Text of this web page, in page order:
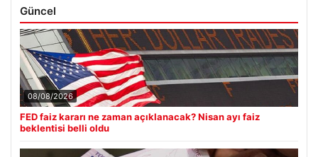
Güncel
08/08/2026
FED faiz kararı ne zaman açıklanacak? Nisan ayı faiz
beklentisi belli oldu